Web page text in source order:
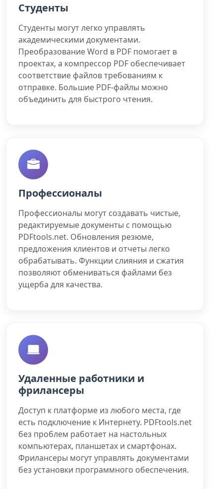
Студенты
Студенты могут легко управлять
академическими документами.
Преобразование Word в PDF помогает в
проектах, а компрессор PDF обеспечивает
соответствие файлов требованиям к
отправке. Большие PDF-файлы можно
объединить для быстрого чтения.
Профессионалы
Профессионалы могут создавать чистые,
редактируемые документы с помощью
PDFtools.net. Обновления резюме,
предложения клиентов и отчеты легко
обрабатывать. Функции слияния и сжатия
позволяют обмениваться файлами без
ущерба для качества.
Удаленные работники и
фрилансеры
Доступ к платформе из любого места, где
есть подключение к Интернету. PDFtools.net
без проблем работает на настольных
компьютерах, планшетах и ​​смартфонах.
Фрилансеры могут управлять документами
без установки программного обеспечения.